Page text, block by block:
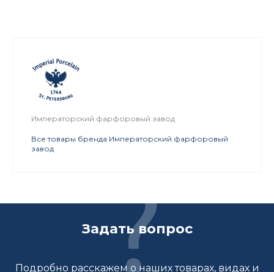
Императорский фарфоровый завод
Все товары бренда Императорский фарфоровый
завод
Задать вопрос
Подробно расскажем о наших товарах, видах и